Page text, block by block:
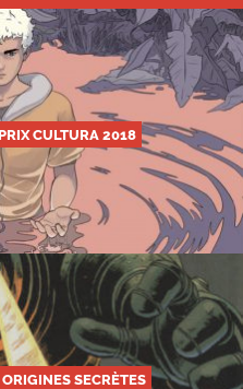
CULTURA 2018
SECRÈTES